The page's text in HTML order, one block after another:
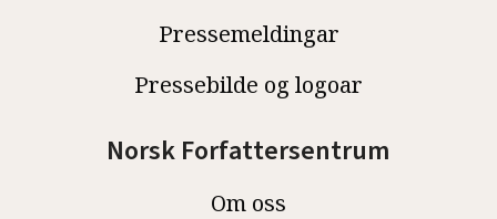
Pressemeldingar
Pressebilde og logoar
Norsk Forfattersentrum
Om oss